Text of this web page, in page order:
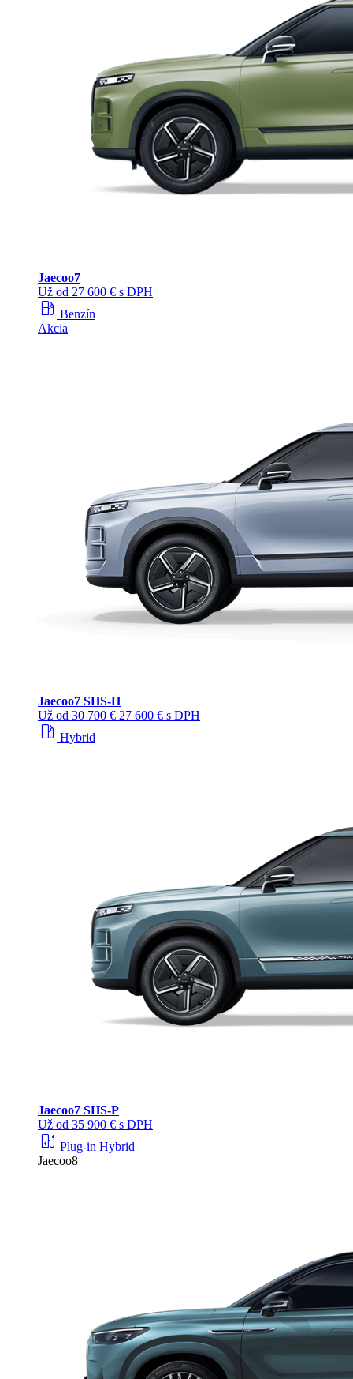
Jaecoo7
Už od 27 600 € s DPH
local_gas_station Benzín
Akcia
Jaecoo7 SHS-H
Už od 30 700 € 27 600 € s DPH
local_gas_station Hybrid
Jaecoo7 SHS-P
Už od 35 900 € s DPH
ev_station Plug-in Hybrid
Jaecoo8